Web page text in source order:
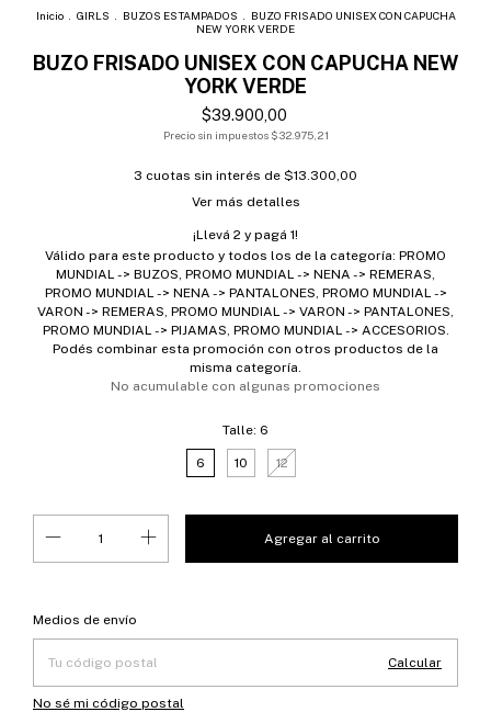
Inicio GIRLS BUZOS ESTAMPADOS
BUZO FRISADO UNISEX CON CAPUCHA
NEW YORK VERDE
BUZO FRISADO UNISEX CON CAPUCHA NEW
YORK VERDE
$39.900,00
Precio sin impuestos $32.975,21
3 cuotas sin interés de $13.300,00
Ver más detalles
¡Llevá 2 y pagá 1!
Válido para este producto y todos los de la categoría: PROMO
MUNDIAL -> BUZOS, PROMO MUNDIAL -> NENA -> REMERAS,
PROMO MUNDIAL -> NENA -> PANTALONES, PROMO MUNDIAL ->
VARON -> REMERAS, PROMO MUNDIAL -> VARON -> PANTALONES,
PROMO MUNDIAL -> PIJAMAS, PROMO MUNDIAL -> ACCESORIOS.
Podés combinar esta promoción con otros productos de la
misma categoría.
No acumulable con algunas promociones
Talle: 6
6 10 12
Entregas para el CP:
Medios de envío
Calcular
No sé mi código postal